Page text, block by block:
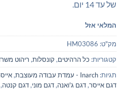
של עד 14 יום.
המלאי אזל
מק"ט: HM03086
קטגוריות: כל הרהיטים, קונסלות, ריהוט
תגיות: Inarch - עמדת עבודה מעוצבת ,
דגם אייסר,דגם ג'ואנה,דגם מוני,דגם קנטה,